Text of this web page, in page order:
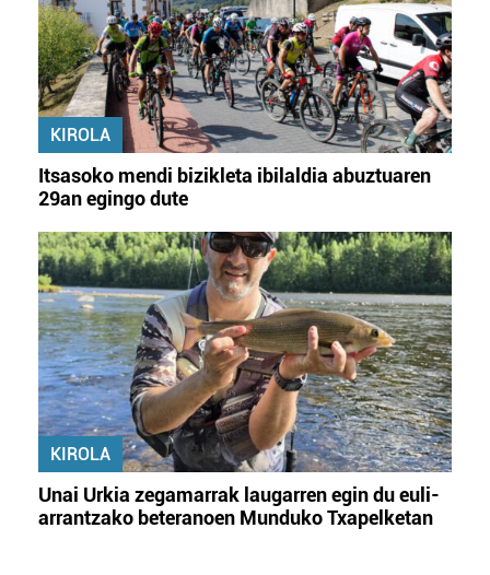
KIROLA
Itsasoko mendi bizikleta ibilaldia abuztuaren
29an egingo dute
KIROLA
Unai Urkia zegamarrak laugarren egin du euli-
arrantzako beteranoen Munduko Txapelketan